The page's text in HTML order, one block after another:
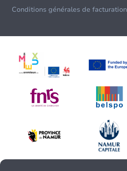
Conditions générales de facturation